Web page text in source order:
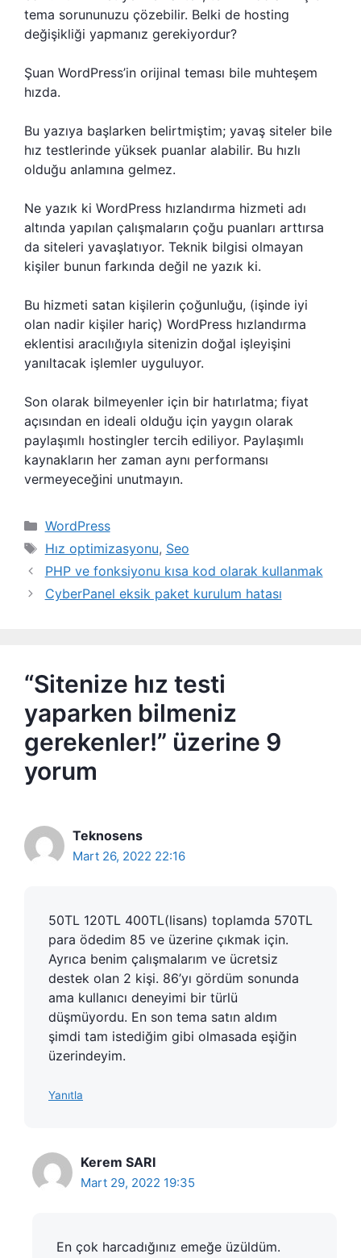
tema sorununuzu çözebilir. Belki de hosting
değişikliği yapmanız gerekiyordur?
Şuan WordPress’in orijinal teması bile muhteşem
hızda.
Bu yazıya başlarken belirtmiştim; yavaş siteler bile
hız testlerinde yüksek puanlar alabilir. Bu hızlı
olduğu anlamına gelmez.
Ne yazık ki WordPress hızlandırma hizmeti adı
altında yapılan çalışmaların çoğu puanları arttırsa
da siteleri yavaşlatıyor. Teknik bilgisi olmayan
kişiler bunun farkında değil ne yazık ki.
Bu hizmeti satan kişilerin çoğunluğu, (işinde iyi
olan nadir kişiler hariç) WordPress hızlandırma
eklentisi aracılığıyla sitenizin doğal işleyişini
yanıltacak işlemler uyguluyor.
Son olarak bilmeyenler için bir hatırlatma; fiyat
açısından en ideali olduğu için yaygın olarak
paylaşımlı hostingler tercih ediliyor. Paylaşımlı
kaynakların her zaman aynı performansı
vermeyeceğini unutmayın.
Kategoriler
WordPress
Etiketler
Hız optimizasyonu, Seo
PHP ve fonksiyonu kısa kod olarak kullanmak
CyberPanel eksik paket kurulum hatası
“Sitenize hız testi
yaparken bilmeniz
gerekenler!” üzerine 9
yorum
Teknosens
Mart 26, 2022 22:16
50TL 120TL 400TL(lisans) toplamda 570TL
para ödedim 85 ve üzerine çıkmak için.
Ayrıca benim çalışmalarım ve ücretsiz
destek olan 2 kişi. 86’yı gördüm sonunda
ama kullanıcı deneyimi bir türlü
düşmüyordu. En son tema satın aldım
şimdi tam istediğim gibi olmasada eşiğin
üzerindeyim.
Yanıtla
Kerem SARI
Mart 29, 2022 19:35
En çok harcadığınız emeğe üzüldüm.